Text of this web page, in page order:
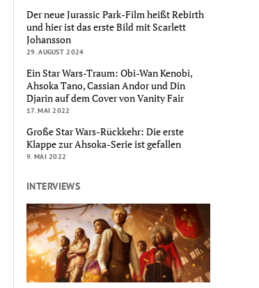
Der neue Jurassic Park-Film heißt Rebirth
und hier ist das erste Bild mit Scarlett
Johansson
29. AUGUST 2024
Ein Star Wars-Traum: Obi-Wan Kenobi,
Ahsoka Tano, Cassian Andor und Din
Djarin auf dem Cover von Vanity Fair
17. MAI 2022
Große Star Wars-Rückkehr: Die erste
Klappe zur Ahsoka-Serie ist gefallen
9. MAI 2022
INTERVIEWS